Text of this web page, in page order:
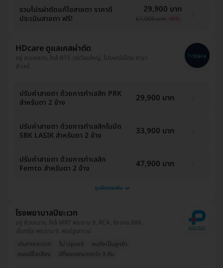
บางรัก
รวมโปรผ่าตัดแก้ไขสายตา ราคาดี
ประเมินสายตา ฟรี!
29,900 บาท
61,000 บาท -46%
HDcare ดูแลเคสผ่าตัด
อยู่ สวนหลวง, ใกล้ BTS วงเวียนใหญ่, ไปรษณีย์ไทย สาขา
สำเหร่
ปรับค่าสายตา ด้วยการทำเลสิก PRK
สำหรับตา 2 ข้าง
29,900 บาท
ปรับค่าสายตา ด้วยการทำเลสิกใบมีด
SBK LASIK สำหรับตา 2 ข้าง
33,900 บาท
ปรับค่าสายตา ด้วยการทำเลสิก
Femto สำหรับตา 2 ข้าง
47,900 บาท
ดูแพ็กเกจเพิ่ม
โรงพยาบาลปิยะเวท
อยู่ ห้วยขวาง, ใกล้ MRT พระราม 9, RCA, Bravo BKK,
เซ็นทรัล พระราม 9, ฟอร์จูนทาวน์
เดินทางสะดวก
ไม่ Upsell
คนดังเป็นลูกค้า
หมอมีชื่อเสียง
มีที่จอดรถมากกว่า 3 คัน